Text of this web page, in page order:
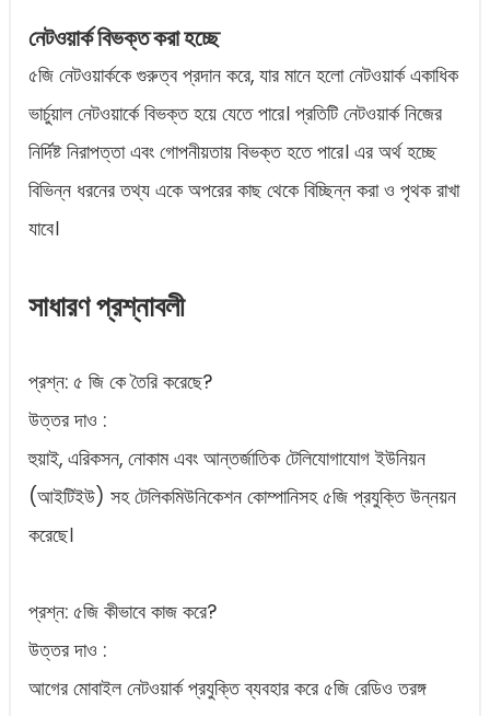
নেটওয়ার্ক বিভক্ত করা হচ্ছে
৫জি নেটওয়ার্ককে গুরুত্ব প্রদান করে, যার মানে হলো নেটওয়ার্ক একাধিক
ভার্চুয়াল নেটওয়ার্কে বিভক্ত হয়ে যেতে পারে। প্রতিটি নেটওয়ার্ক নিজের
নির্দিষ্ট নিরাপত্তা এবং গোপনীয়তায় বিভক্ত হতে পারে। এর অর্থ হচ্ছে
বিভিন্ন ধরনের তথ্য একে অপরের কাছ থেকে বিচ্ছিন্ন করা ও পৃথক রাখা
যাবে।
সাধারণ প্রশ্নাবলী
প্রশ্ন: ৫ জি কে তৈরি করেছে?
উত্তর দাও :
হুয়াই, এরিকসন, নোকাম এবং আন্তর্জাতিক টেলিযোগাযোগ ইউনিয়ন
(আইটিইউ) সহ টেলিকমিউনিকেশন কোম্পানিসহ ৫জি প্রযুক্তি উন্নয়ন
করেছে।
প্রশ্ন: ৫জি কীভাবে কাজ করে?
উত্তর দাও :
আগের মোবাইল নেটওয়ার্ক প্রযুক্তি ব্যবহার করে ৫জি রেডিও তরঙ্গ